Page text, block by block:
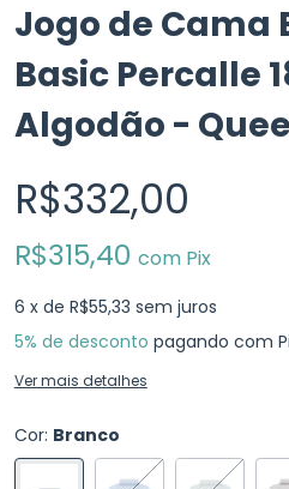
Jogo de Cama
Basic Percalle
Algodão -
R$332,00
R$315,40 com Pix
6 x de R$55,33 sem juros
5% de desconto pagando com
Ver mais detalhes
Cor: Branco